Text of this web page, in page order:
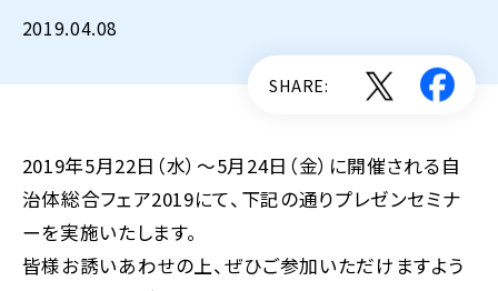
2019.04.08
SHARE:
2019年5月22日（水）～5月24日（金）に開催される自
治体総合フェア2019にて、下記の通りプレゼンセミナ
ーを実施いたします。
皆様お誘いあわせの上、ぜひご参加いただけますよう